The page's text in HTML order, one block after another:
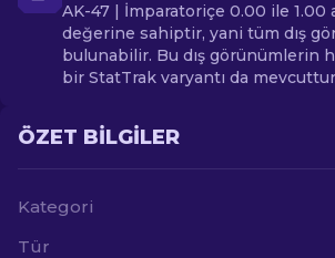
AK-47 | İmparatoriçe 0.00 ile 1.00
değerine sahiptir, yani tüm dış
bulunabilir. Bu dış görünümlerin
bir StatTrak varyantı da
ÖZET BILGILER
Kategori
Tür